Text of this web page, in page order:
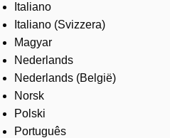
Italiano
Italiano (Svizzera)
Magyar
Nederlands
Nederlands (België)
Norsk
Polski
Português